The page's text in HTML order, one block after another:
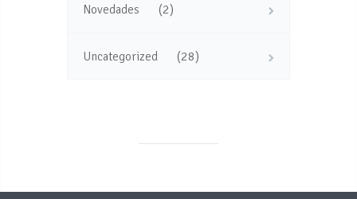
Novedades (2)
Uncategorized (28)